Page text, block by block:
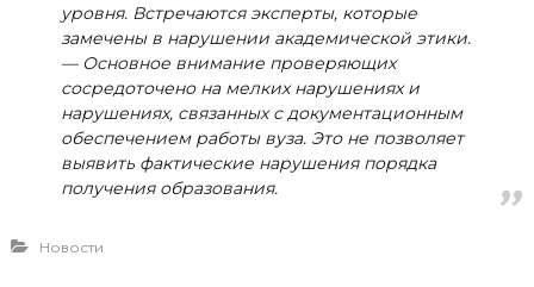
уровня. Встречаются эксперты, которые
замечены в нарушении академической этики.
— Основное внимание проверяющих
сосредоточено на мелких нарушениях и
нарушениях, связанных с документационным
обеспечением работы вуза. Это не позволяет
выявить фактические нарушения порядка
получения образования.
Новости